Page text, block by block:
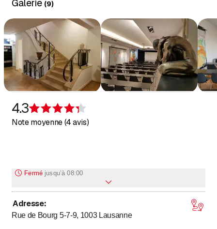
Galerie (9)
4.3
Note moyenne (4 avis)
Fermé jusqu’à 08:00
Lundi jusqu’à
00
Mardi
Adresse:
Rue de Bourg 5-7-9, 1003 Lausanne